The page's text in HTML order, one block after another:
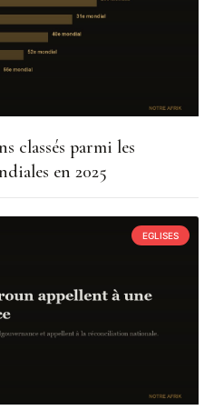
classés parmi les
en 2025
EGLISES